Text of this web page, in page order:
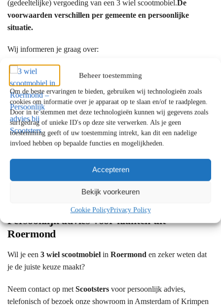
Beheer toestemming
Om de beste ervaringen te bieden, gebruiken wij technologieën zoals
cookies om informatie over je apparaat op te slaan en/of te raadplegen.
Door in te stemmen met deze technologieën kunnen wij gegevens zoals
surfgedrag of unieke ID's op deze site verwerken. Als je geen
toestemming geeft of uw toestemming intrekt, kan dit een nadelige
invloed hebben op bepaalde functies en mogelijkheden.
Accepteren
Bekijk voorkeuren
Cookie PolicyPrivacy Policy
(gedeeltelijke) vergoeding van een 3 wiel scootmobiel.De
voorwaarden verschillen per gemeente en persoonlijke
situatie.
Wij informeren je graag over:
de mogelijkheden binnen de WMO
een eventuele eigen bijdrage
alternatieven als je aanvraag wordt afgewezen
Waarom kiezen klanten uit Roermond voor
Scootsters?
✔ Persoonlijk en eerlijk advies
✔ Showrooms met uitgebreide proefritmogelijkheden
✔ Uitgebreide ervaring met mobiliteitsoplossingen
✔ Betrouwbare service en uitstekende ondersteuning
Persoonlijk advies voor klanten uit
Roermond
Wil je een 3 wiel scootmobiel in Roermond en zeker weten dat
je de juiste keuze maakt?
Neem contact op met Scootsters voor persoonlijk advies,
telefonisch of bezoek onze showroom in Amsterdam of Krimpen